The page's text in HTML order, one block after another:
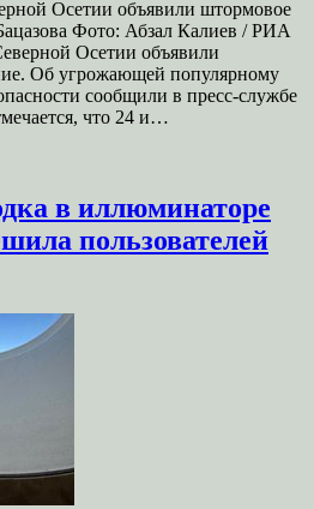
Осетии объявили штормовое
Фото: Абзал Калиев / РИА
Осетии объявили
Об угрожающей популярному
сообщили в пресс-службе
что 24 и…
в иллюминаторе
пользователей